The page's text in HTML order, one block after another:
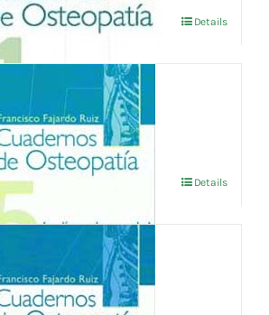
Details
DE OSTEOPATIA Vol.5
Details
DE OSTEOPATIA Vol.4